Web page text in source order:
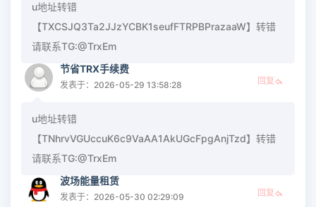
u地址转错
【TXCSJQ3Ta2JJzYCBK1seufFTRPBPrazaaW】转错
请联系TG:@TrxEm
节省TRX手续费
发表于：2026-05-29 13:58:28 回复
u地址转错
【TNhrvVGUccuK6c9VaAA1AkUGcFpgAnjTzd】转错
请联系TG:@TrxEm
波场能量租赁
发表于：2026-05-30 02:29:09 回复